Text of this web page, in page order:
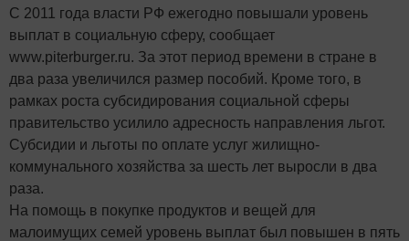
С 2011 года власти РФ ежегодно повышали уровень
выплат в социальную сферу, сообщает
www.piterburger.ru. За этот период времени в стране в
два раза увеличился размер пособий. Кроме того, в
рамках роста субсидирования социальной сферы
правительство усилило адресность направления льгот.
Субсидии и льготы по оплате услуг жилищно-
коммунального хозяйства за шесть лет выросли в два
раза.
На помощь в покупке продуктов и вещей для
малоимущих семей уровень выплат был повышен в пять